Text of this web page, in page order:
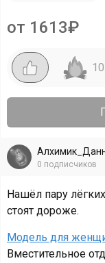
от 1613₽
0 подписчиков
Нашёл пару
стоят дороже.
Модель для
Вместительное